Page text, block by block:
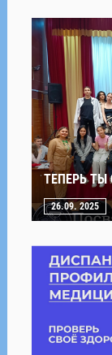
ТЕПЕРЬ ТЫ
26.09. 2025